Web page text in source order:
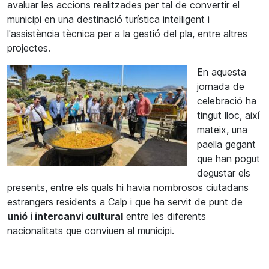
avaluar les accions realitzades per tal de convertir el
municipi en una destinació turística intel·ligent i
l'assistència tècnica per a la gestió del pla, entre altres
projectes.
En aquesta
jornada de
celebració ha
tingut lloc, així
mateix, una
paella gegant
que han pogut
degustar els
presents, entre els quals hi havia nombrosos ciutadans
estrangers residents a Calp i que ha servit de punt de
unió i intercanvi cultural entre les diferents
nacionalitats que conviuen al municipi.